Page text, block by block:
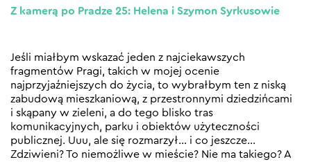
Z kamerą po Pradze 25: Helena i Szymon Syrkusowie
Jeśli miałbym wskazać jeden z najciekawszych
fragmentów Pragi, takich w mojej ocenie
najprzyjaźniejszych do życia, to wybrałbym ten z niską
zabudową mieszkaniową, z przestronnymi dziedzińcami
i skąpany w zieleni, a do tego blisko tras
komunikacyjnych, parku i obiektów użyteczności
publicznej. Uuu, ale się rozmarzył… i co jeszcze…
Zdziwieni? To niemożliwe w mieście? Nie ma takiego? A